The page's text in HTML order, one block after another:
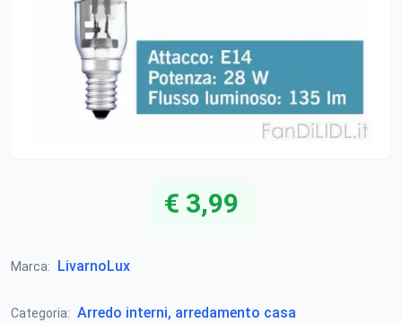
€ 3,99
Marca: LivarnoLux
Categoria: Arredo interni, arredamento casa